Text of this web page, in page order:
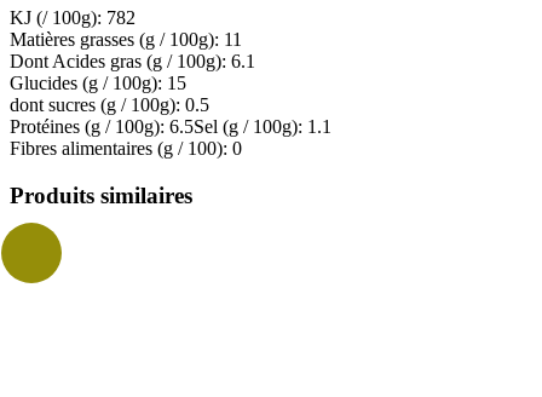
KJ (/ 100g): 782
Matières grasses (g / 100g): 11
Dont Acides gras (g / 100g): 6.1
Glucides (g / 100g): 15
dont sucres (g / 100g): 0.5
Protéines (g / 100g): 6.5Sel (g / 100g): 1.1
Fibres alimentaires (g / 100): 0
Produits similaires